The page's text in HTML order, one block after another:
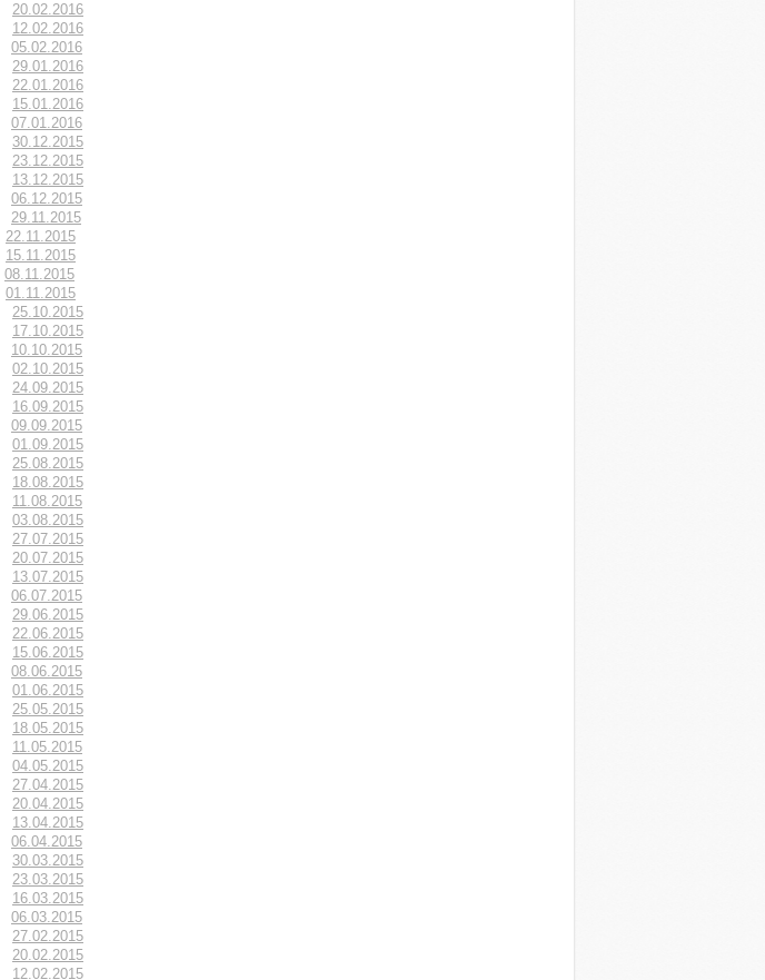
20.02.2016
12.02.2016
05.02.2016
29.01.2016
22.01.2016
15.01.2016
07.01.2016
30.12.2015
23.12.2015
13.12.2015
06.12.2015
29.11.2015
22.11.2015
15.11.2015
08.11.2015
01.11.2015
25.10.2015
17.10.2015
10.10.2015
02.10.2015
24.09.2015
16.09.2015
09.09.2015
01.09.2015
25.08.2015
18.08.2015
11.08.2015
03.08.2015
27.07.2015
20.07.2015
13.07.2015
06.07.2015
29.06.2015
22.06.2015
15.06.2015
08.06.2015
01.06.2015
25.05.2015
18.05.2015
11.05.2015
04.05.2015
27.04.2015
20.04.2015
13.04.2015
06.04.2015
30.03.2015
23.03.2015
16.03.2015
06.03.2015
27.02.2015
20.02.2015
12.02.2015